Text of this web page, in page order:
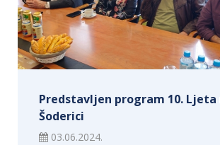
Predstavljen program 10. Ljeta
Šoderici
03.06.2024.